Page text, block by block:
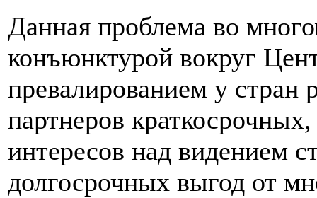
Данная проблема во
конъюнктурой вокруг
превалированием у стран
партнеров
интересов над видением
долгосрочных выгод от